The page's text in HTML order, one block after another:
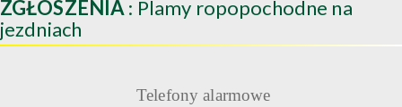
ZGŁOSZENIA : Plamy ropopochodne na
jezdniach
Telefony alarmowe